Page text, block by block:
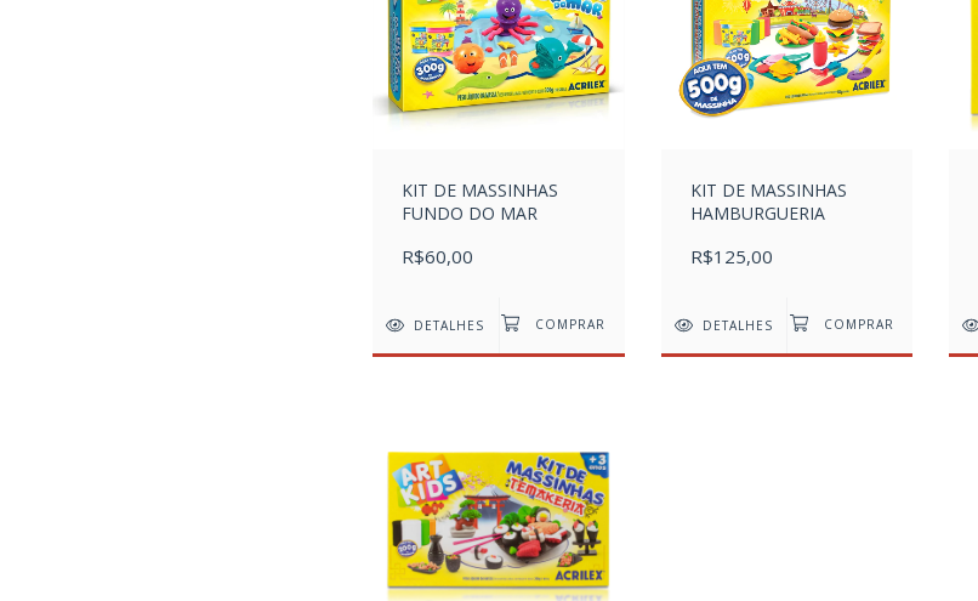
KIT DE MASSINHAS
FUNDO DO MAR
R$60,00
DETALHES
KIT DE MASSINHAS
HAMBURGUERIA
R$125,00
DETALHES